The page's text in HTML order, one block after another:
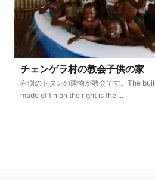
チェンゲラ村の教会子供の家
右側のトタンの建物が教会です。The
made of tin on the right is the ...